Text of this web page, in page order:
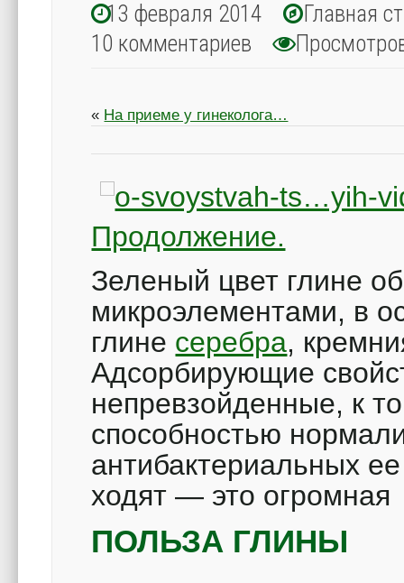
13 февраля 2014
Главная
10 комментариев
« На приеме у гинеколога…
Продолжение.
Зеленый цвет глине
микроэлементами, в
глине серебра,
Адсорбирующие
непревзойденные, к
способностью
антибактериальных
ходят — это огромная
ПОЛЬЗА ГЛИНЫ